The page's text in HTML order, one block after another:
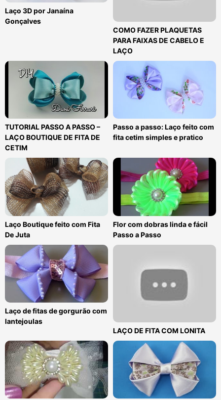
Laço 3D por Janaína
Gonçalves
COMO FAZER PLAQUETAS
PARA FAIXAS DE CABELO E
LAÇO
TUTORIAL PASSO A PASSO –
LAÇO BOUTIQUE DE FITA DE
CETIM
Passo a passo: Laço feito com
fita cetim simples e pratico
Laço Boutique feito com Fita
De Juta
Flor com dobras linda e fácil
Passo a Passo
Laço de fitas de gorgurão com
lantejoulas
LAÇO DE FITA COM LONITA